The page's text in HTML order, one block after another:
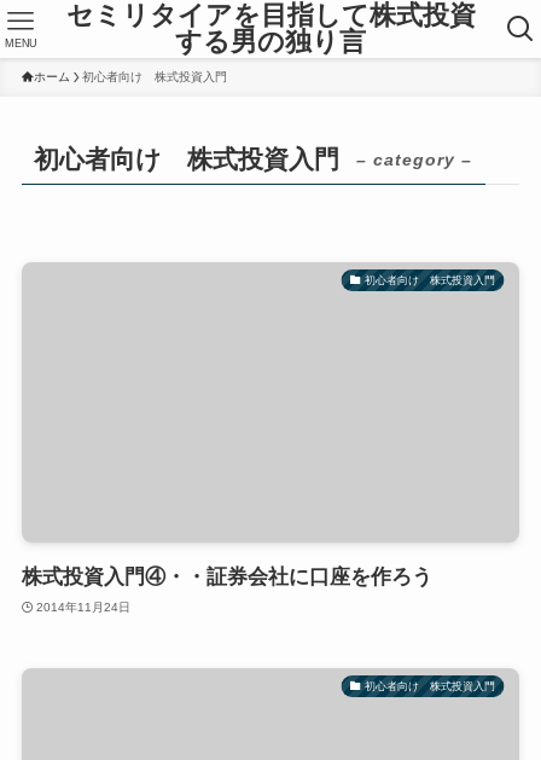
セミリタイアを目指して株式投資
する男の独り言
MENU
ホーム 初心者向け 株式投資入門
初心者向け 株式投資入門 – category –
初心者向け 株式投資入門
株式投資入門④・・証券会社に口座を作ろう
2014年11月24日
初心者向け 株式投資入門